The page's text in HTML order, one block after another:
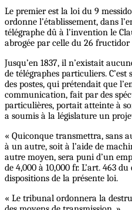
Le premier est la loi du 9
ordonne l’établissement, dans
télégraphe dû à l’invention le
abrogée par celle du 26 fructidor
Jusqu’en 1837, il n’existait
de télégraphes particuliers.
des postes, qui prétendait que
communication, fait par des
particulières, portait atteinte à
a soumis à la législature un
« Quiconque transmettra, sans
à un autre, soit à l’aide de
autre moyen, sera puni d’un
de 4,000 à 10,000 fr. L’art. 463
dispositions de la présente loi.
« Le tribunal ordonnera la